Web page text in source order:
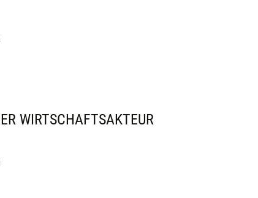
WIRTSCHAFTSAKTEUR